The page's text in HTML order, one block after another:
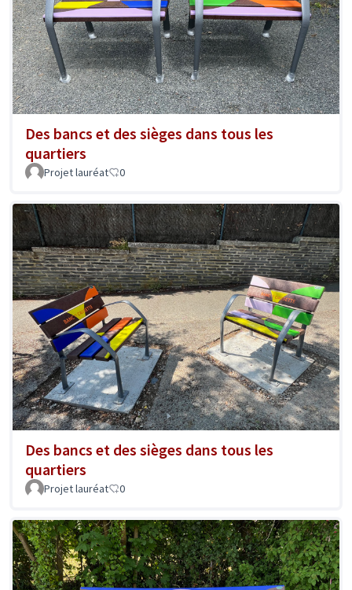
Des bancs et des sièges dans tous les
quartiers
Projet lauréat 0
Des bancs et des sièges dans tous les
quartiers
Projet lauréat 0